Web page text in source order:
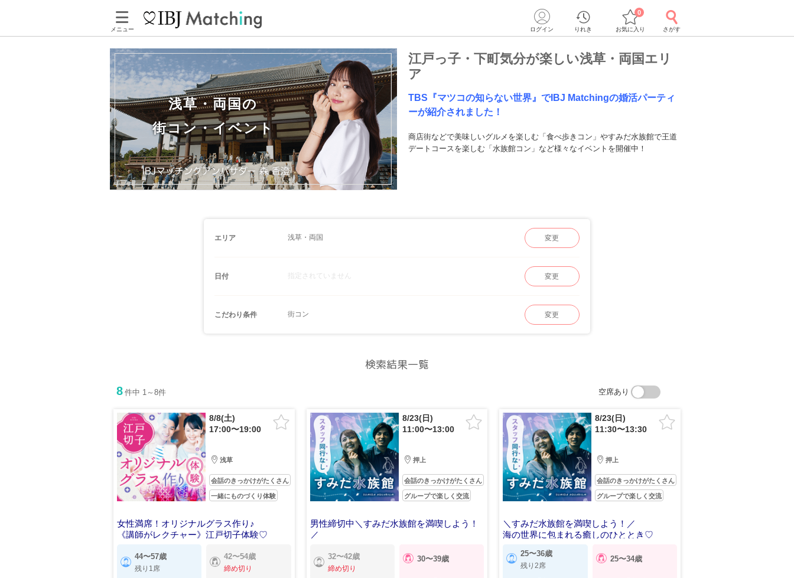
メニュー ログイン りれき お気に入り
0
さがす
浅草・両国の
街コン・イベント
江戸っ子・下町気分が楽しい浅草・両国エリ
ア
TBS『マツコの知らない世界』でIBJ Matchingの婚活パーティ
ーが紹介されました！
商店街などで美味しいグルメを楽しむ「食べ歩きコン」やすみだ水族館で王道
デートコースを楽しむ「水族館コン」など様々なイベントを開催中！
エリア 浅草・両国 変更
日付 指定されていません 変更
こだわり条件 街コン 変更
検索結果一覧
8 件中 1～8件 空席あり
8/8(土)
17:00〜19:00
浅草
会話のきっかけがたくさん
一緒にものづくり体験
女性満席！オリジナルグラス作り♪
《講師がレクチャー》江戸切子体験♡
44〜57歳
残り1席
42〜54歳
締め切り
8/23(日)
11:00〜13:00
押上
会話のきっかけがたくさん
グループで楽しく交流
男性締切中＼すみだ水族館を満喫しよう！
／
32〜42歳
締め切り
30〜39歳
8/23(日)
11:30〜13:30
押上
会話のきっかけがたくさん
グループで楽しく交流
＼すみだ水族館を満喫しよう！／
海の世界に包まれる癒しのひととき♡
25〜36歳
残り2席
25〜34歳